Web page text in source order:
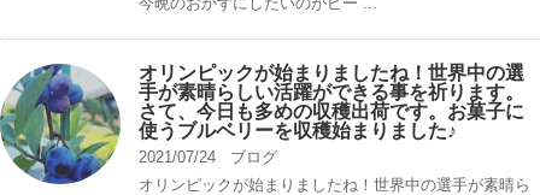
オリンピックが始まりましたね！世界中の選
手が素晴らしい活躍ができる事を祈ります。
さて、今日も多めの収穫出荷です。お菓子に
使うブルベリーを収穫始まりました♪
2021/07/24
ブログ
オリンピックが始まりましたね！世界中の選手が素晴ら